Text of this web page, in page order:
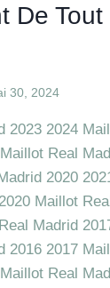
De Tout
30, 2024
2023 2024
Real
2020
Maillot
Madrid
2016 2017
Real